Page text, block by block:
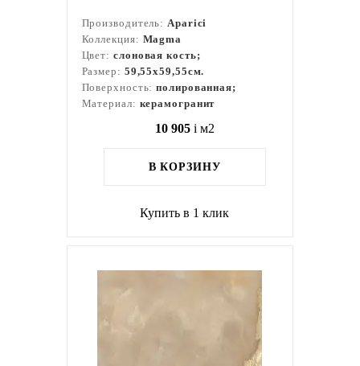
Производитель:Aparici
Коллекция: Magma
Цвет: слоновая кость;
Размер: 59,55x59,55см.
Поверхность:полированная;
Материал: керамогранит
10 905 i м2
В КОРЗИНУ
Купить в 1 клик